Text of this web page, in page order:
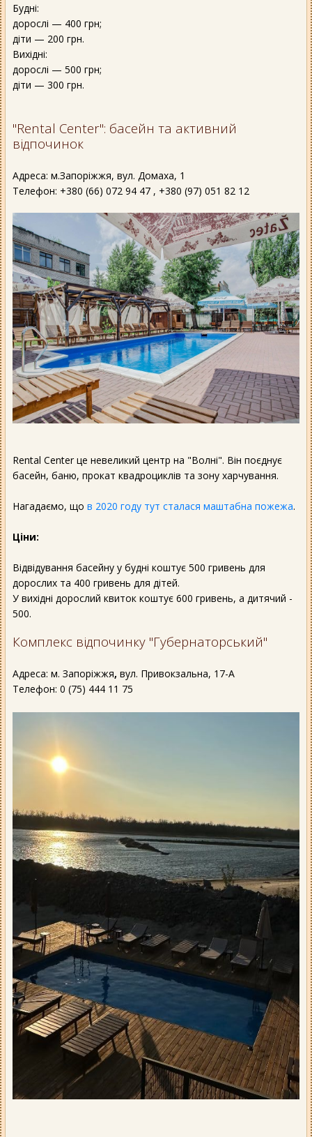
Будні:
дорослі — 400 грн;
діти — 200 грн.
Вихідні:
дорослі — 500 грн;
діти — 300 грн.
"Rental Center": басейн та активний
відпочинок
Адреса: м.Запоріжжя, вул. Домаха, 1
Телефон: +380 (66) 072 94 47 , +380 (97) 051 82 12
Rental Center це невеликий центр на "Волні". Він поєднує
басейн, баню, прокат квадроциклів та зону харчування.
Нагадаємо, що в 2020 году тут сталася маштабна пожежа.
Ціни:
Відвідування басейну у будні коштує 500 гривень для
дорослих та 400 гривень для дітей.
У вихідні дорослий квиток коштує 600 гривень, а дитячий -
500.
Комплекс відпочинку "Губернаторський"
Адреса: м. Запоріжжя, вул. Привокзальна, 17-А
Телефон: 0 (75) 444 11 75